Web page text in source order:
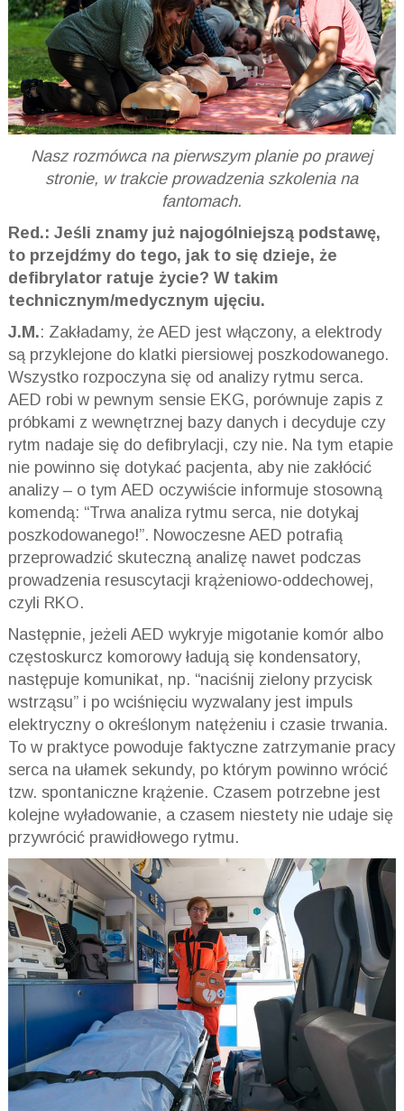
Nasz rozmówca na pierwszym planie po prawej
stronie, w trakcie prowadzenia szkolenia na
fantomach.
Red.: Jeśli znamy już najogólniejszą podstawę,
to przejdźmy do tego, jak to się dzieje, że
defibrylator ratuje życie? W takim
technicznym/medycznym ujęciu.
J.M.: Zakładamy, że AED jest włączony, a elektrody
są przyklejone do klatki piersiowej poszkodowanego.
Wszystko rozpoczyna się od analizy rytmu serca.
AED robi w pewnym sensie EKG, porównuje zapis z
próbkami z wewnętrznej bazy danych i decyduje czy
rytm nadaje się do defibrylacji, czy nie. Na tym etapie
nie powinno się dotykać pacjenta, aby nie zakłócić
analizy – o tym AED oczywiście informuje stosowną
komendą: “Trwa analiza rytmu serca, nie dotykaj
poszkodowanego!”. Nowoczesne AED potrafią
przeprowadzić skuteczną analizę nawet podczas
prowadzenia resuscytacji krążeniowo-oddechowej,
czyli RKO.
Następnie, jeżeli AED wykryje migotanie komór albo
częstoskurcz komorowy ładują się kondensatory,
następuje komunikat, np. “naciśnij zielony przycisk
wstrząsu” i po wciśnięciu wyzwalany jest impuls
elektryczny o określonym natężeniu i czasie trwania.
To w praktyce powoduje faktyczne zatrzymanie pracy
serca na ułamek sekundy, po którym powinno wrócić
tzw. spontaniczne krążenie. Czasem potrzebne jest
kolejne wyładowanie, a czasem niestety nie udaje się
przywrócić prawidłowego rytmu.